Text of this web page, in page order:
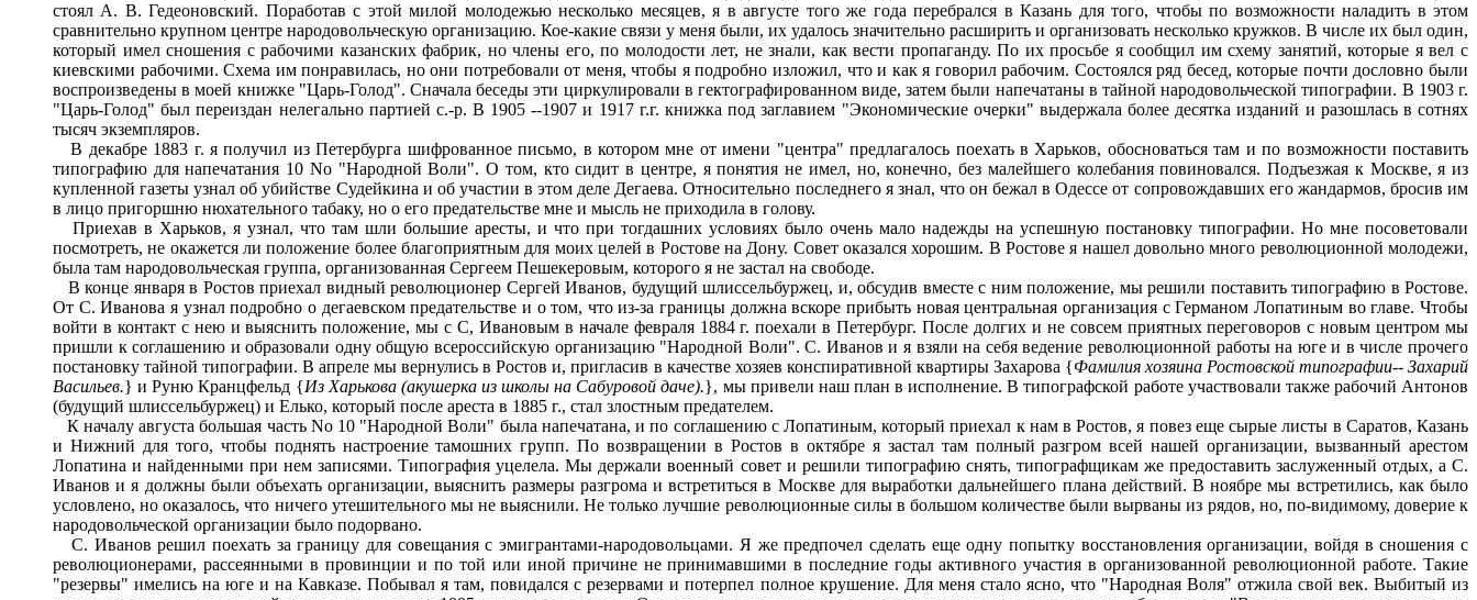
стоял А. В. Гедеоновский. Поработав с этой милой молодежью несколько месяцев, я в августе того же года перебрался в Казань для того, чтобы по возможности наладить в этом
сравнительно крупном центре народовольческую организацию. Кое-какие связи у меня были, их удалось значительно расширить и организовать несколько кружков. В числе их был один,
который имел сношения с рабочими казанских фабрик, но члены его, по молодости лет, не знали, как вести пропаганду. По их просьбе я сообщил им схему занятий, которые я вел с
киевскими рабочими. Схема им понравилась, но они потребовали от меня, чтобы я подробно изложил, что и как я говорил рабочим. Состоялся ряд бесед, которые почти дословно были
воспроизведены в моей книжке "Царь-Голод". Сначала беседы эти циркулировали в гектографированном виде, затем были напечатаны в тайной народовольческой типографии. В 1903 г.
"Царь-Голод" был переиздан нелегально партией с.-р. В 1905 --1907 и 1917 г.г. книжка под заглавием "Экономические очерки" выдержала более десятка изданий и разошлась в сотнях
тысяч экземпляров.
В декабре 1883 г. я получил из Петербурга шифрованное письмо, в котором мне от имени "центра" предлагалось поехать в Харьков, обосноваться там и по возможности поставить
типографию для напечатания 10 No "Народной Воли". О том, кто сидит в центре, я понятия не имел, но, конечно, без малейшего колебания повиновался. Подъезжая к Москве, я из
купленной газеты узнал об убийстве Судейкина и об участии в этом деле Дегаева. Относительно последнего я знал, что он бежал в Одессе от сопровождавших его жандармов, бросив им
в лицо пригоршню нюхательного табаку, но о его предательстве мне и мысль не приходила в голову.
Приехав в Харьков, я узнал, что там шли большие аресты, и что при тогдашних условиях было очень мало надежды на успешную постановку типографии. Но мне посоветовали
посмотреть, не окажется ли положение более благоприятным для моих целей в Ростове на Дону. Совет оказался хорошим. В Ростове я нашел довольно много революционной молодежи,
была там народовольческая группа, организованная Сергеем Пешекеровым, которого я не застал на свободе.
В конце января в Ростов приехал видный революционер Сергей Иванов, будущий шлиссельбуржец, и, обсудив вместе с ним положение, мы решили поставить типографию в Ростове.
От С. Иванова я узнал подробно о дегаевском предательстве и о том, что из-за границы должна вскоре прибыть новая центральная организация с Германом Лопатиным во главе. Чтобы
войти в контакт с нею и выяснить положение, мы с С, Ивановым в начале февраля 1884 г. поехали в Петербург. После долгих и не совсем приятных переговоров с новым центром мы
пришли к соглашению и образовали одну общую всероссийскую организацию "Народной Воли". С. Иванов и я взяли на себя ведение революционной работы на юге и в числе прочего
постановку тайной типографии. В апреле мы вернулись в Ростов и, пригласив в качестве хозяев конспиративной квартиры Захарова {Фамилия хозяина Ростовской типографии-- Захарий
Васильев.} и Руню Кранцфельд {Из Харькова (акушерка из школы на Сабуровой даче).}, мы привели наш план в исполнение. В типографской работе участвовали также рабочий Антонов
(будущий шлиссельбуржец) и Елько, который после ареста в 1885 г., стал злостным предателем.
К началу августа большая часть No 10 "Народной Воли" была напечатана, и по соглашению с Лопатиным, который приехал к нам в Ростов, я повез еще сырые листы в Саратов, Казань
и Нижний для того, чтобы поднять настроение тамошних групп. По возвращении в Ростов в октябре я застал там полный разгром всей нашей организации, вызванный арестом
Лопатина и найденными при нем записями. Типография уцелела. Мы держали военный совет и решили типографию снять, типографщикам же предоставить заслуженный отдых, а С.
Иванов и я должны были объехать организации, выяснить размеры разгрома и встретиться в Москве для выработки дальнейшего плана действий. В ноябре мы встретились, как было
условлено, но оказалось, что ничего утешительного мы не выяснили. Не только лучшие революционные силы в большом количестве были вырваны из рядов, но, по-видимому, доверие к
народовольческой организации было подорвано.
С. Иванов решил поехать за границу для совещания с эмигрантами-народовольцами. Я же предпочел сделать еще одну попытку восстановления организации, войдя в сношения с
революционерами, рассеянными в провинции и по той или иной причине не принимавшими в последние годы активного участия в организованной революционной работе. Такие
"резервы" имелись на юге и на Кавказе. Побывал я там, повидался с резервами и потерпел полное крушение. Для меня стало ясно, что "Народная Воля" отжила свой век. Выбитый из